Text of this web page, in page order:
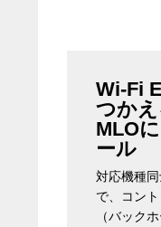
Wi-Fi
つかえ
MLO
ール
対応機種
で、コン
（バック